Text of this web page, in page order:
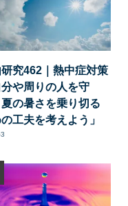
研究462｜熱中症対策
分や周りの人を守
の暑さを乗り切る
工夫を考えよう」